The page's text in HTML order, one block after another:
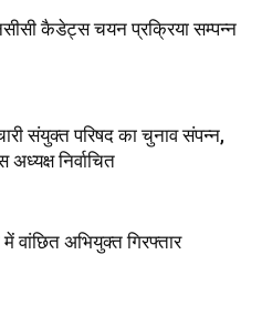
कैडेट्स चयन प्रक्रिया सम्पन्न
संयुक्त परिषद का चुनाव संपन्न,
अध्यक्ष निर्वाचित
वांछित अभियुक्त गिरफ्तार